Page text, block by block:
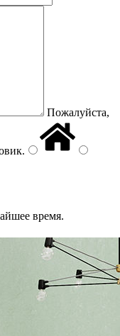
Пожалуйста,
.
время.